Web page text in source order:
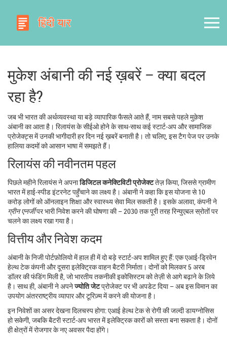
मुकेश अंबानी की नई ख़बरें – क्या बदल
रहा है?
जब भी भारत की अर्थव्यवस्था या बड़े व्यापारिक फैसले आते हैं, नाम सबसे पहले मुक़ेश
अंबानी का आता है। रिलायंस के सीईओ होने के साथ-साथ कई स्टार्ट‑अप और सामाजिक
प्रोजेक्ट्स में उनकी भागीदारी हर दिन नई ख़बरें बनाती है। तो चलिए, इस टैग पेज पर उनके
हालिया कदमों को आसान भाषा में समझते हैं।
रिलायंस की नवीनतम पहल
पिछले महीने रिलायंस ने अपनाडिजिटल कनेक्टिविटी प्रोजेक्टतेज़ किया, जिससे ग्रामीण
भारत में हाई‑स्पीड इंटरनेट पहुँचाने का लक्ष्य है। अंबानी ने कहा कि इस योजना से 10
करोड़ लोगों को ऑनलाइन शिक्षा और स्वास्थ्य सेवा मिल सकती है। इसके अलावा, कंपनी ने
ग्रीन एनर्जीपर भारी निवेश करने की घोषणा की – 2030 तक पूरी तरह रिन्युएबल स्रोतों पर
चलने का लक्ष्य रखा गया है।
वित्तीय और निवेश कदम
अंबानी के निजी पोर्टफ़ोलियो में हाल ही में दो बड़े स्टार्ट‑अप शामिल हुए हैं: एक एआई‑ड्रिवेन
हेल्थ टेक कंपनी और दूसरा इलेक्ट्रिक वाहन बैटरी निर्माता। दोनों को मिलकर 5 अरब
डॉलर की फंडिंग मिली है, जो भारतीय तकनीकी इकोसिस्टम को तेज़ी से आगे बढ़ाने के लिये
है। साथ ही, अंबानी ने अपनेज्योति जेटप्रोजेक्ट पर भी अपडेट दिया – अब इस विमान का
उपयोग अंतरराष्ट्रीय व्यापार और टूरिज़्म में करने की योजना है।
इन निवेशों का असर देखना दिलचस्प होगा: एआई हेल्थ टेक से रोगी की जल्दी डायग्नोसिस
हो सकेगी, जबकि बैटरी स्टार्ट‑अप भारत में इलेक्ट्रिक कारों को सस्ता बना सकता है। दोनों
ही क्षेत्रों में रोजगार के नए अवसर पैदा होंगे।